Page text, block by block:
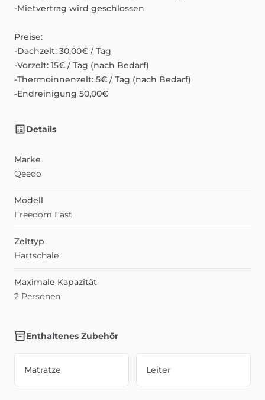
-Mietvertrag wird geschlossen
Preise:
-Dachzelt: 30,00€ ​/​ Tag
-Vorzelt: 15€ ​/​ Tag (nach Bedarf)
-Thermoinnenzelt: 5€ ​/​ Tag (nach Bedarf)
-Endreinigung 50,00€
Details
Marke
Qeedo
Modell
Freedom Fast
Zelttyp
Hartschale
Maximale Kapazität
2 Personen
Enthaltenes Zubehör
Matratze Leiter